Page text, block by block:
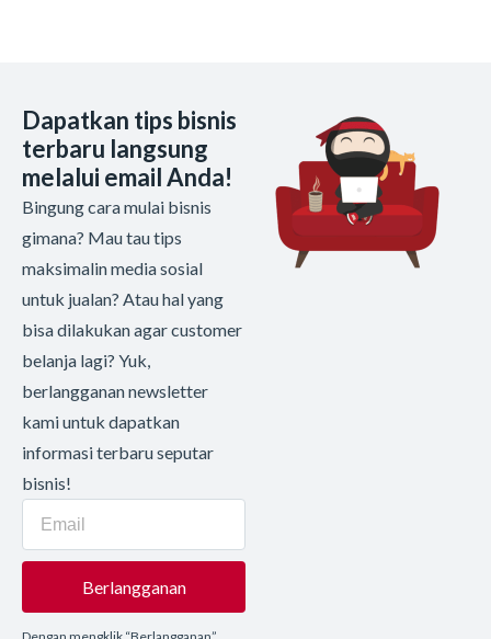
Dapatkan tips bisnis
terbaru langsung
melalui email Anda!
Bingung cara mulai bisnis
gimana? Mau tau tips
maksimalin media sosial
untuk jualan? Atau hal yang
bisa dilakukan agar customer
belanja lagi? Yuk,
berlangganan newsletter
kami untuk dapatkan
informasi terbaru seputar
bisnis!
Berlangganan